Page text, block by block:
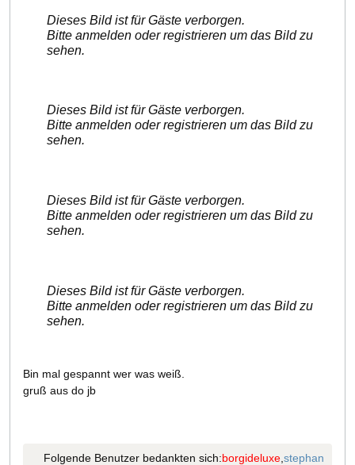
Dieses Bild ist für Gäste verborgen.
Bitte anmelden oder registrieren um das Bild zu
sehen.
Dieses Bild ist für Gäste verborgen.
Bitte anmelden oder registrieren um das Bild zu
sehen.
Dieses Bild ist für Gäste verborgen.
Bitte anmelden oder registrieren um das Bild zu
sehen.
Dieses Bild ist für Gäste verborgen.
Bitte anmelden oder registrieren um das Bild zu
sehen.
Bin mal gespannt wer was weiß.
gruß aus do jb
Folgende Benutzer bedankten sich:borgideluxe, stephan